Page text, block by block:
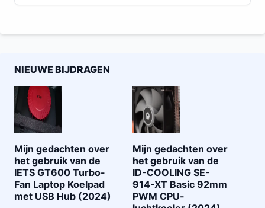
NIEUWE BIJDRAGEN
Mijn gedachten over
het gebruik van de
IETS GT600 Turbo-
Fan Laptop Koelpad
met USB Hub (2024)
Mijn gedachten over
het gebruik van de
ID-COOLING SE-
914-XT Basic 92mm
PWM CPU-